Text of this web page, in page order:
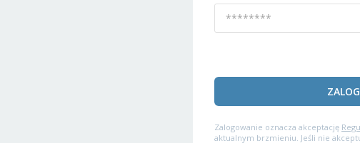
Zalogowanie oznacza akceptację
aktualnym brzmieniu. Jeśli nie